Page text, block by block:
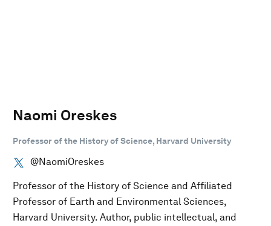
Naomi Oreskes
Professor of the History of Science, Harvard University
@NaomiOreskes
Professor of the History of Science and Affiliated
Professor of Earth and Environmental Sciences,
Harvard University. Author, public intellectual, and